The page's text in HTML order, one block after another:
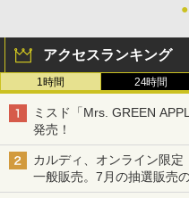
●
アクセスランキング
1時間 24時間
ミスド「Mrs. GREEN
発売！
カルディ、オンライン限
一般販売。7月の抽選販売